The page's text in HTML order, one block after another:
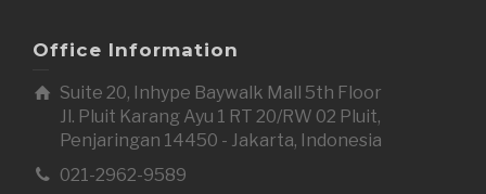
Office Information
Suite 20, Inhype Baywalk Mall 5th Floor
Jl. Pluit Karang Ayu 1 RT 20/RW 02 Pluit,
Penjaringan 14450 - Jakarta, Indonesia
021-2962-9589